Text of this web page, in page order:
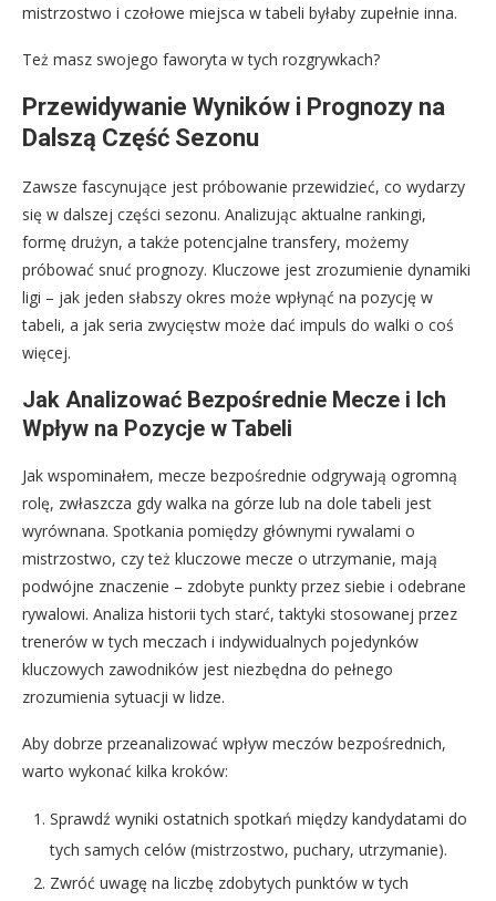
mistrzostwo i czołowe miejsca w tabeli byłaby zupełnie inna.
Też masz swojego faworyta w tych rozgrywkach?
Przewidywanie Wyników i Prognozy na
Dalszą Część Sezonu
Zawsze fascynujące jest próbowanie przewidzieć, co wydarzy
się w dalszej części sezonu. Analizując aktualne rankingi,
formę drużyn, a także potencjalne transfery, możemy
próbować snuć prognozy. Kluczowe jest zrozumienie dynamiki
ligi – jak jeden słabszy okres może wpłynąć na pozycję w
tabeli, a jak seria zwycięstw może dać impuls do walki o coś
więcej.
Jak Analizować Bezpośrednie Mecze i Ich
Wpływ na Pozycje w Tabeli
Jak wspominałem, mecze bezpośrednie odgrywają ogromną
rolę, zwłaszcza gdy walka na górze lub na dole tabeli jest
wyrównana. Spotkania pomiędzy głównymi rywalami o
mistrzostwo, czy też kluczowe mecze o utrzymanie, mają
podwójne znaczenie – zdobyte punkty przez siebie i odebrane
rywalowi. Analiza historii tych starć, taktyki stosowanej przez
trenerów w tych meczach i indywidualnych pojedynków
kluczowych zawodników jest niezbędna do pełnego
zrozumienia sytuacji w lidze.
Aby dobrze przeanalizować wpływ meczów bezpośrednich,
warto wykonać kilka kroków:
Sprawdź wyniki ostatnich spotkań między kandydatami do
tych samych celów (mistrzostwo, puchary, utrzymanie).
Zwróć uwagę na liczbę zdobytych punktów w tych